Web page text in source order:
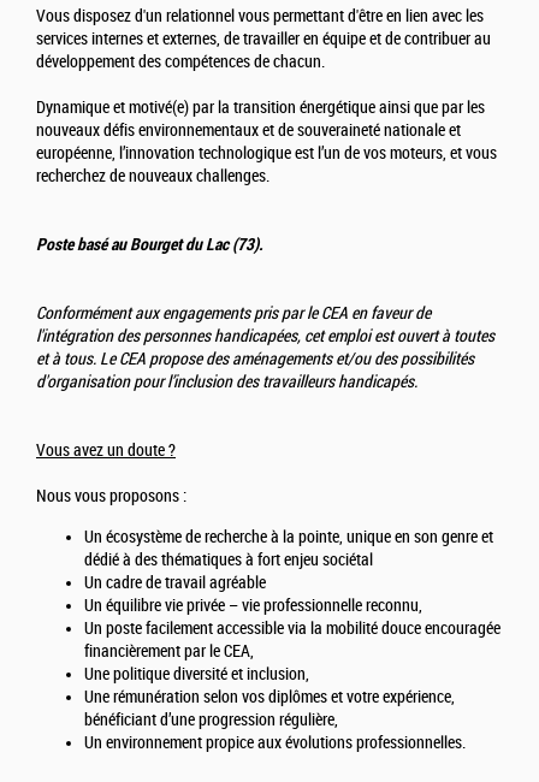
Vous disposez d'un relationnel vous permettant d'être en lien avec les
services internes et externes, de travailler en équipe et de contribuer au
développement des compétences de chacun.
Dynamique et motivé(e) par la transition énergétique ainsi que par les
nouveaux défis environnementaux et de souveraineté nationale et
européenne, l’innovation technologique est l’un de vos moteurs, et vous
recherchez de nouveaux challenges.
Poste basé au Bourget du Lac (73).
Conformément aux engagements pris par le CEA en faveur de
l'intégration des personnes handicapées, cet emploi est ouvert à toutes
et à tous. Le CEA propose des aménagements et/ou des possibilités
d'organisation pour l’inclusion des travailleurs handicapés.
Vous avez un doute ?
Nous vous proposons :
Un écosystème de recherche à la pointe, unique en son genre et
dédié à des thématiques à fort enjeu sociétal
Un cadre de travail agréable
Un équilibre vie privée – vie professionnelle reconnu,
Un poste facilement accessible via la mobilité douce encouragée
financièrement par le CEA,
Une politique diversité et inclusion,
Une rémunération selon vos diplômes et votre expérience,
bénéficiant d’une progression régulière,
Un environnement propice aux évolutions professionnelles.